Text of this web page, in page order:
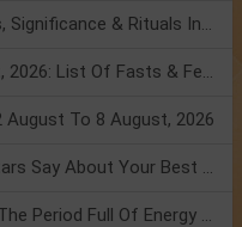
Shravan Somvar Vrat 2026: Dates, Significance & Rituals In August
Weekly Horoscope 3 To 9 August, 2026: List Of Fasts & Festivals
August To 8 August, 2026
Friendship Day 2026: What The Stars Say About Your Best Friend!
Mars Transit In Gemini: Embrace The Period Full Of Energy & Intelligence